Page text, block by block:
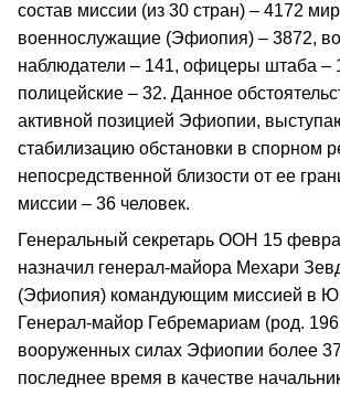
состав миссии (из 30 стран) – 4172
военнослужащие (Эфиопия) – 3872,
наблюдатели – 141, офицеры штаба –
полицейские – 32. Данное
активной позицией Эфиопии,
стабилизацию обстановки в спорном
непосредственной близости от ее
миссии – 36 человек.
Генеральный секретарь ООН 15
назначил генерал‑майора Мехари
(Эфиопия) командующим миссией в
Генерал‑майор Гебремариам (род.
вооруженных силах Эфиопии более 37
последнее время в качестве